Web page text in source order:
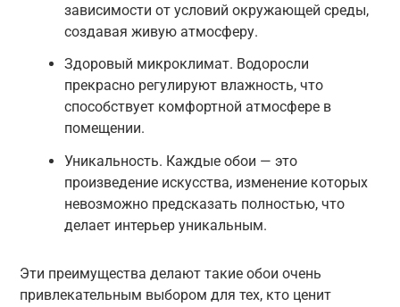
зависимости от условий окружающей среды,
создавая живую атмосферу.
Здоровый микроклимат. Водоросли
прекрасно регулируют влажность, что
способствует комфортной атмосфере в
помещении.
Уникальность. Каждые обои — это
произведение искусства, изменение которых
невозможно предсказать полностью, что
делает интерьер уникальным.
Эти преимущества делают такие обои очень
привлекательным выбором для тех, кто ценит